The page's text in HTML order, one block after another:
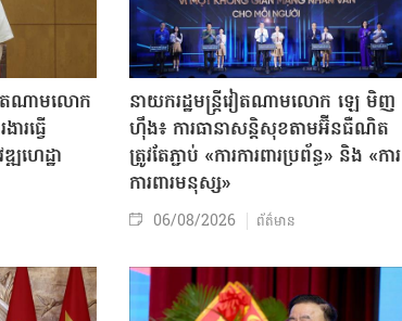
ៀតណាមលោក
រធ្វើ
ឍហេដ្ឋា
នាយករដ្ឋមន្ត្រីវៀតណាមលោក ឡេ មិញ
ហ៊ឹង៖ ការធានាសន្តិសុខតាមអ៊ីនធឺណិត
ត្រូវតែភ្ជាប់ «ការការពារប្រព័ន្ធ» និង «ការ
ការពារមនុស្ស»
06/08/2026 ព័ត៌មាន